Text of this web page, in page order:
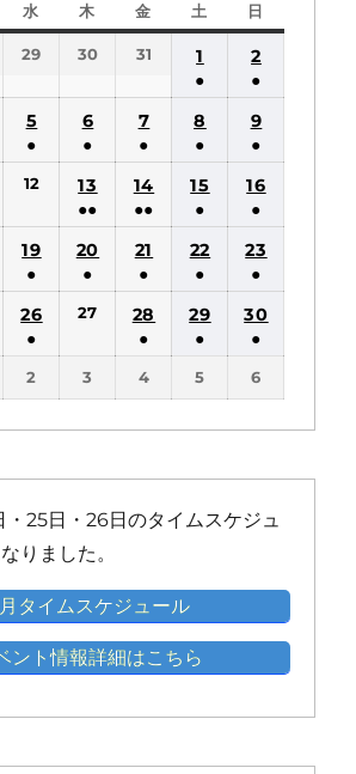
水
曜
日
木
曜
日
金
曜
土
曜
日
曜
29 30 31
1
●
(1
件
の
イ
ベ
ン
ト)
2
●
(1
件
の
イ
ベ
ン
ト)
5
●
(1
の
イ
ベ
ン
ト)
6
●
(1
件
の
イ
ベ
ン
7
●
(1
件
の
イ
ベ
ン
ト)
8
●
(1
件
の
イ
ベ
ン
ト)
9
●
(1
件
の
イ
ベ
ン
ト)
12
13
●●
(2
件
の
イ
ン
ト)
14
●●
(2
件
の
イ
ベ
ン
ト)
15
●
(1
件
の
イ
ベ
ン
ト)
16
●
(1
件
の
イ
ベ
ン
ト)
19
●
(1
件
イ
ン
20
●
(1
イ
ン
21
●
(1
件
イ
ン
22
●
(1
件
イ
ン
23
●
(1
件
イ
ン
26
●
ト)
27
28
●
ト)
29
●
ト)
30
●
ト)
2 3 4 5 6
・25日・26日のタイムスケジュ
りました。
タイムスケジュール
ント情報詳細はこちら